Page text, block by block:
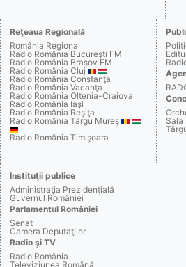
Reţeaua Regională
România Regional
Radio România Bucureşti FM
Radio România Braşov FM
Radio România Cluj
Radio România Constanţa
Radio România Vacanţa
Radio România Oltenia-Craiova
Radio România Iaşi
Radio România Reşiţa
Radio România Târgu Mureş
Radio România Timişoara
Sala
Instituţii publice
Administraţia Prezidenţială
Guvernul României
Parlamentul României
Senat
Camera Deputaţilor
Radio şi TV
Radio România
Televiziunea Română